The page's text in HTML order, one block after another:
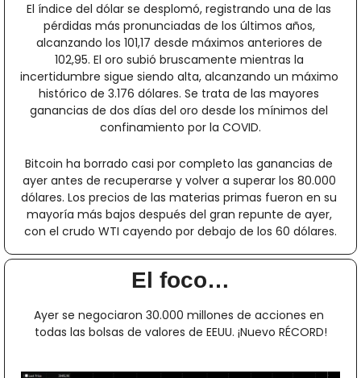
El índice del dólar se desplomó, registrando una de las
pérdidas más pronunciadas de los últimos años,
alcanzando los 101,17 desde máximos anteriores de
102,95. El oro subió bruscamente mientras la
incertidumbre sigue siendo alta, alcanzando un máximo
histórico de 3.176 dólares. Se trata de las mayores
ganancias de dos días del oro desde los mínimos del
confinamiento por la COVID.
Bitcoin ha borrado casi por completo las ganancias de
ayer antes de recuperarse y volver a superar los 80.000
dólares. Los precios de las materias primas fueron en su
mayoría más bajos después del gran repunte de ayer,
con el crudo WTI cayendo por debajo de los 60 dólares.
El foco…
Ayer se negociaron 30.000 millones de acciones en
todas las bolsas de valores de EEUU. ¡Nuevo RÉCORD!